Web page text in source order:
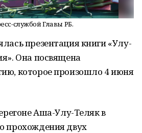
службой Главы РБ.
презентация книги «Улу-
Она посвящена
которое произошло 4 июня
Аша-Улу-Теляк в
прохождения двух